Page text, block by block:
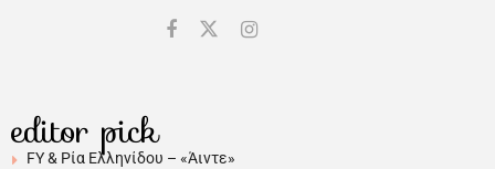
editor pick
FY & Ρία Ελληνίδου – «Άιντε»